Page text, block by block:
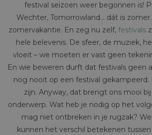
festival seizoen weer begonnen is!
Wechter, Tomorrowland… dát is
zomervakantie. En zeg nu zelf,festivals
hele belevenis. De sfeer, de muziek,
vloeit – we moeten er vast geen
En wie beweren durft dat festivals geen
nog nooit op een festival gekampeerd.
zijn. Anyway, dat brengt ons mooi
onderwerp. Wat heb je nodig op het
mag niet ontbreken in je rugzak?
kunnen het verschil betekenen